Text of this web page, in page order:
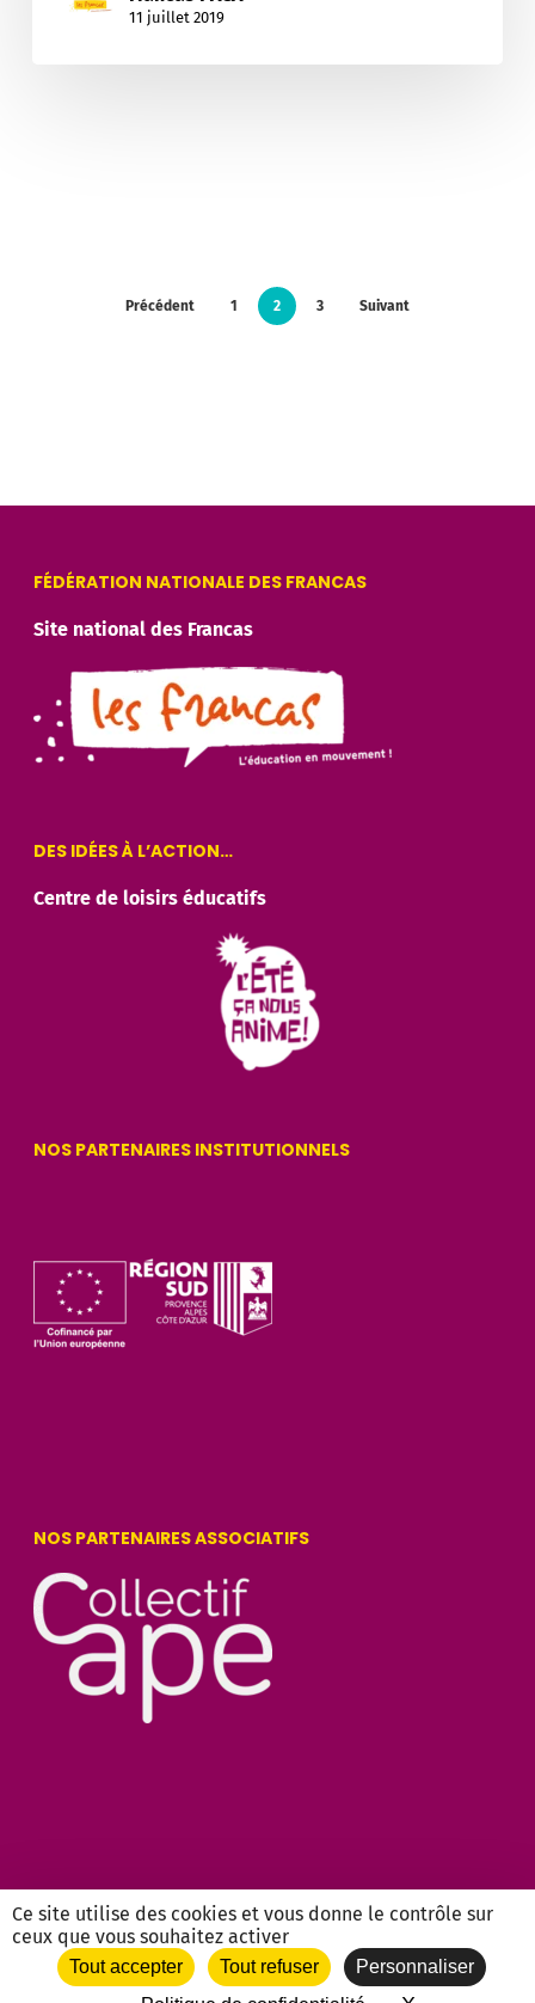
Ce site utilise des cookies et vous donne le contrôle sur
ceux que vous souhaitez activer
Tout accepter Tout refuser
Personnaliser
11 juillet 2019
Précédent 1 2 3 Suivant
FÉDÉRATION NATIONALE DES FRANCAS
Site national des Francas
DES IDÉES À L’ACTION…
Centre de loisirs éducatifs
NOS PARTENAIRES INSTITUTIONNELS
NOS PARTENAIRES ASSOCIATIFS
2018-2026 CC-BY-NC | Francas
twitterfacebook
vimeo